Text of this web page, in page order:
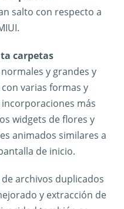
salto con respecto a
carpetas
y grandes y
varias formas y
más
widgets de flores y
animados similares a
de inicio.
archivos duplicados
y extracción de